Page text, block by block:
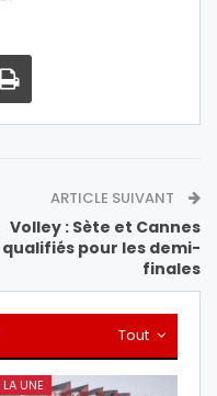
ARTICLE SUIVANT
Volley : Sète et Cannes
qualifiés pour les demi-
finales
Tout
LA UNE